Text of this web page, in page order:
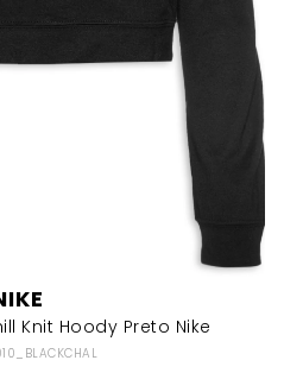
Knit Hoody Preto Nike